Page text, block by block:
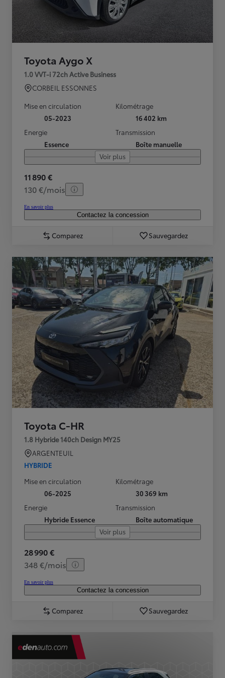
Toyota Aygo X
1.0 VVT-i 72ch Active Business
CORBEIL ESSONNES
Mise en circulation
05-2023
Kilométrage
16 402 km
Energie
Essence
Transmission
Boîte manuelle
Voir plus
11 890 €
130 €/mois
En savoir plus
Contactez la concession
Comparez Sauvegardez
Toyota C-HR
1.8 Hybride 140ch Design MY25
ARGENTEUIL
HYBRIDE
Mise en circulation
06-2025
Kilométrage
30 369 km
Energie
Hybride Essence
Transmission
Boîte automatique
Voir plus
28 990 €
348 €/mois
En savoir plus
Contactez la concession
Comparez Sauvegardez